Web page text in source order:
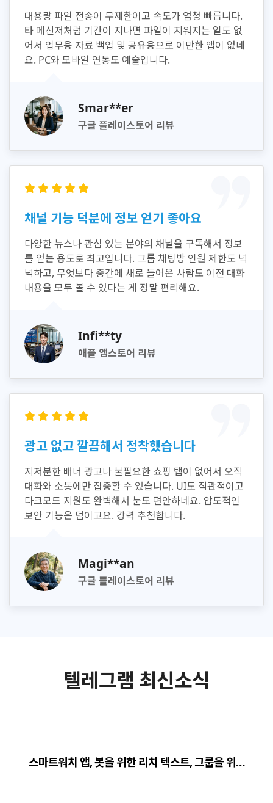
대용량 파일 전송이 무제한이고 속도가 엄청 빠릅니다.
타 메신저처럼 기간이 지나면 파일이 지워지는 일도 없
어서 업무용 자료 백업 및 공유용으로 이만한 앱이 없네
요. PC와 모바일 연동도 예술입니다.
Smar**er
구글 플레이스토어 리뷰
채널 기능 덕분에 정보 얻기 좋아요
다양한 뉴스나 관심 있는 분야의 채널을 구독해서 정보
를 얻는 용도로 최고입니다. 그룹 채팅방 인원 제한도 넉
넉하고, 무엇보다 중간에 새로 들어온 사람도 이전 대화
내용을 모두 볼 수 있다는 게 정말 편리해요.
Infi**ty
애플 앱스토어 리뷰
광고 없고 깔끔해서 정착했습니다
지저분한 배너 광고나 불필요한 쇼핑 탭이 없어서 오직
대화와 소통에만 집중할 수 있습니다. UI도 직관적이고
다크모드 지원도 완벽해서 눈도 편안하네요. 압도적인
보안 기능은 덤이고요. 강력 추천합니다.
Magi**an
구글 플레이스토어 리뷰
텔레그램 최신소식
스마트워치 앱, 봇을 위한 리치 텍스트, 그룹을 위…